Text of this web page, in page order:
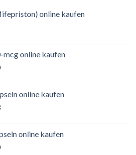
online kaufen
online kaufen
Preisspanne:
€500online kaufen
Preisspanne:
€218online kaufen
Preisspanne: